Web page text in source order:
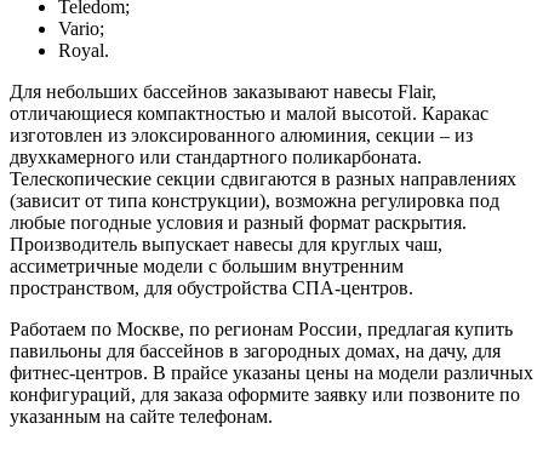
Teledom;
Vario;
Royal.
Для небольших бассейнов заказывают навесы Flair,
отличающиеся компактностью и малой высотой. Каракас
изготовлен из элоксированного алюминия, секции – из
двухкамерного или стандартного поликарбоната.
Телескопические секции сдвигаются в разных направлениях
(зависит от типа конструкции), возможна регулировка под
любые погодные условия и разный формат раскрытия.
Производитель выпускает навесы для круглых чаш,
ассиметричные модели с большим внутренним
пространством, для обустройства СПА-центров.
Работаем по Москве, по регионам России, предлагая купить
павильоны для бассейнов в загородных домах, на дачу, для
фитнес-центров. В прайсе указаны цены на модели различных
конфигураций, для заказа оформите заявку или позвоните по
указанным на сайте телефонам.